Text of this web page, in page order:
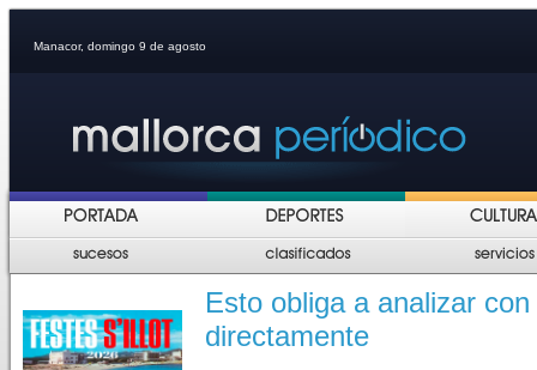
Manacor, domingo 9 de agosto
Esto obliga a analizar
directamente